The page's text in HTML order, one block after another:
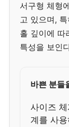
서구형 체형
고 있으며,
홀 깊이에 따
특성을 보인
바쁜 분들
사이즈
계를 사